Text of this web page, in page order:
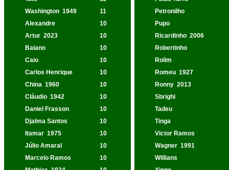
Washington 1949 11
Petronilho
Alexandre
10
Pupo
Artur 2023 10 Ricardinho 2006
Baiano
10
Robertinho
Caio
10
Rolim
Carlos Henrique
10 Romeu 1927
China 1960 10 Ronny 2013
Cláudio 1942 10
Sbrighi
Daniel Frasson
10
Tadeu
Djalma Santos
10
Tinga
Itamar 1975 10
Victor Ramos
Júlio Amaral
10 Wagner 1991
Marcelo Ramos
10
Willians